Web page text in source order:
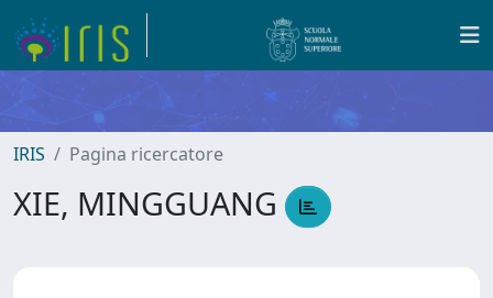
IRIS Pagina ricercatore
XIE, MINGGUANG